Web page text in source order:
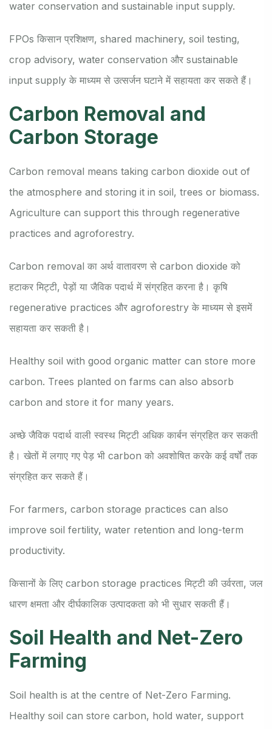
water conservation and sustainable input supply.
FPOs किसान प्रशिक्षण, shared machinery, soil testing,
crop advisory, water conservation और sustainable
input supply के माध्यम से उत्सर्जन घटाने में सहायता कर सकते हैं।
Carbon Removal and
Carbon Storage
Carbon removal means taking carbon dioxide out of
the atmosphere and storing it in soil, trees or biomass.
Agriculture can support this through regenerative
practices and agroforestry.
Carbon removal का अर्थ वातावरण से carbon dioxide को
हटाकर मिट्टी, पेड़ों या जैविक पदार्थ में संग्रहित करना है। कृषि
regenerative practices और agroforestry के माध्यम से इसमें
सहायता कर सकती है।
Healthy soil with good organic matter can store more
carbon. Trees planted on farms can also absorb
carbon and store it for many years.
अच्छे जैविक पदार्थ वाली स्वस्थ मिट्टी अधिक कार्बन संग्रहित कर सकती
है। खेतों में लगाए गए पेड़ भी carbon को अवशोषित करके कई वर्षों तक
संग्रहित कर सकते हैं।
For farmers, carbon storage practices can also
improve soil fertility, water retention and long-term
productivity.
किसानों के लिए carbon storage practices मिट्टी की उर्वरता, जल
धारण क्षमता और दीर्घकालिक उत्पादकता को भी सुधार सकती हैं।
Soil Health and Net-Zero
Farming
Soil health is at the centre of Net-Zero Farming.
Healthy soil can store carbon, hold water, support